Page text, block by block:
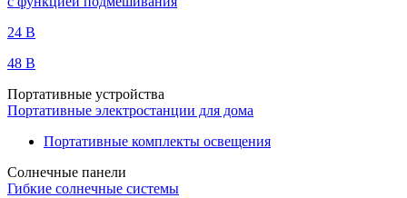
24 B
48 B
Портативные устройства
Портативные электростанции для дома
Портативные комплекты освещения
Солнечные панели
Гибкие солнечные системы